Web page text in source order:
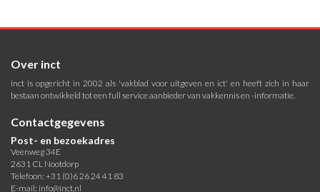
Over inct
inct is opgericht in 2002 als 'vakblad voor uitgeven en ict' en heeft zich in haar
bestaan ontwikkeld tot een full service aanbieder van vakkennis en -informatie.
Contactgegevens
Post- en bezoekadres
Veenweg 34E
2631 CL Nootdorp
Telefoon: +31 (0)6 26 24 41 83
E-mail: info@inct.nl